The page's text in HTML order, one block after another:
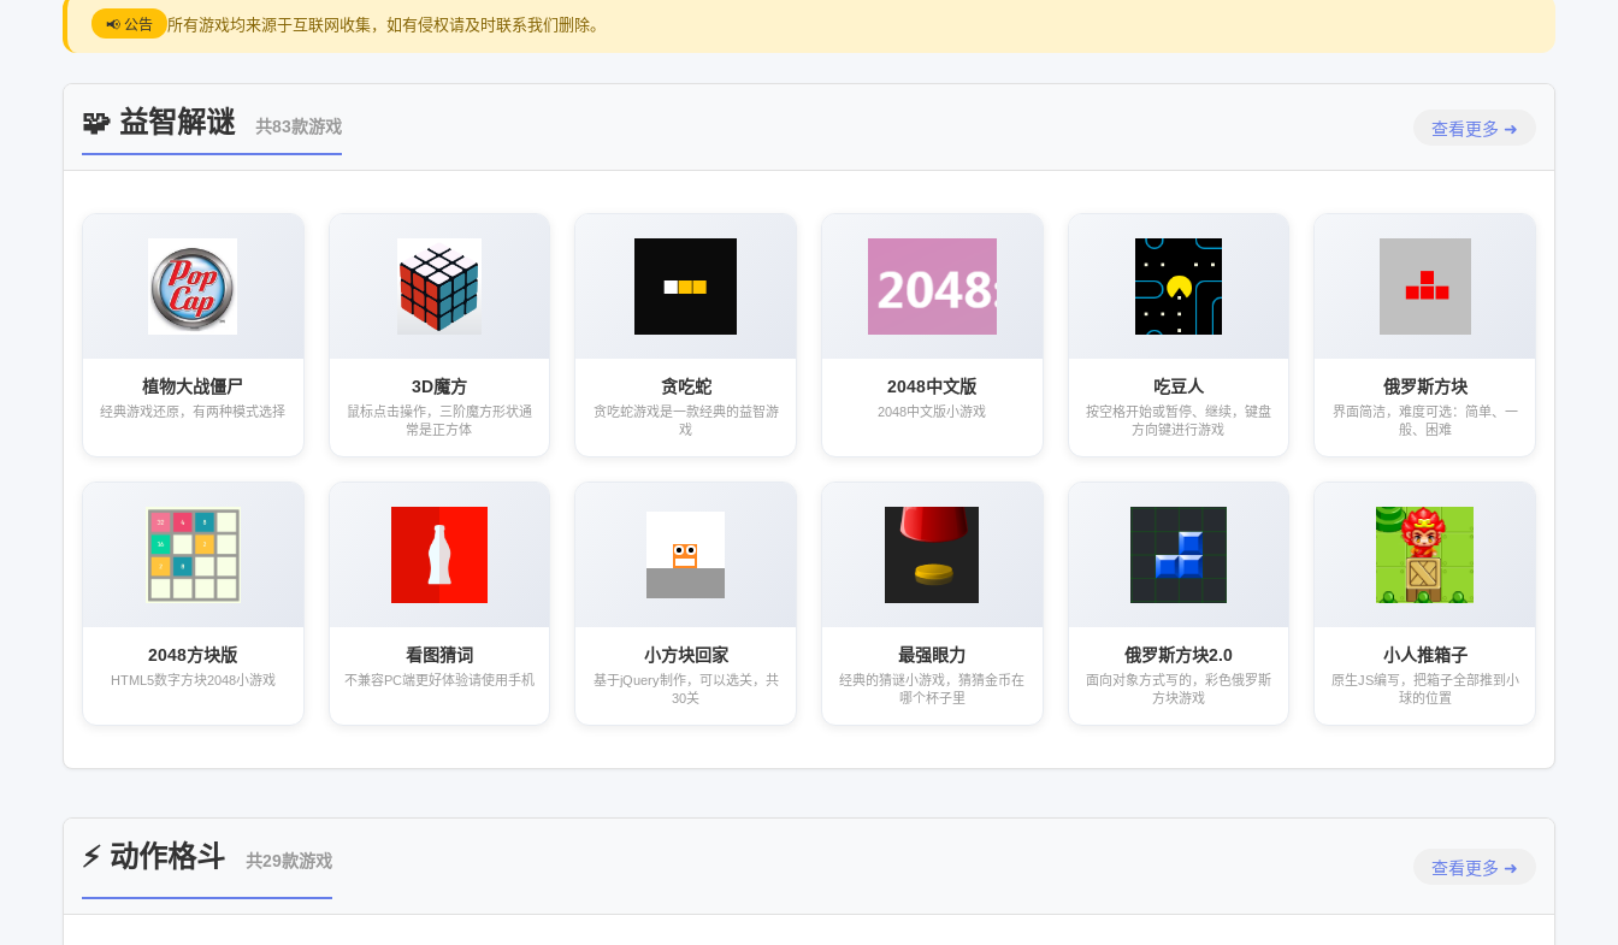
📢 公告 所有游戏均来源于互联网收集，如有侵权请及时联系我们删除。
🧩 益智解谜 共83款游戏 查看更多 ➜
植物大战僵尸
经典游戏还原，有两种模式选择
3D魔方
鼠标点击操作，三阶魔方形状通
常是正方体
贪吃蛇
贪吃蛇游戏是一款经典的益智游
戏
2048中文版
2048中文版小游戏
吃豆人
按空格开始或暂停、继续，键盘
方向键进行游戏
俄罗斯方块
界面简洁，难度可选：简单、一
般、困难
2048方块版
HTML5数字方块2048小游戏
看图猜词
不兼容PC端更好体验请使用手机
小方块回家
基于jQuery制作，可以选关，共
30关
最强眼力
经典的猜谜小游戏，猜猜金币在
哪个杯子里
俄罗斯方块2.0
面向对象方式写的，彩色俄罗斯
方块游戏
小人推箱子
原生JS编写，把箱子全部推到小
球的位置
⚡ 动作格斗 共29款游戏 查看更多 ➜